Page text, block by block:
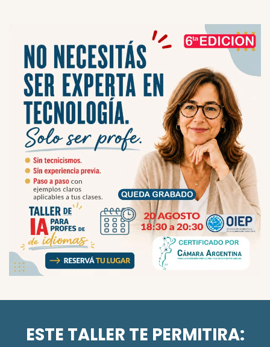
ESTE TALLER TE PERMITIRA: